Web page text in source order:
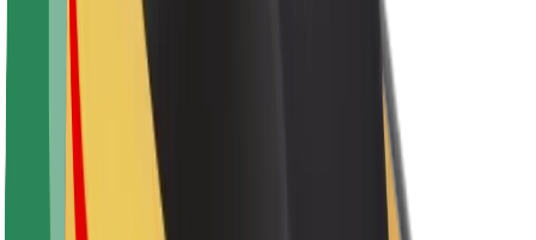
Misija
Investuotojams
Vadovybė
Prekės ženklas
Žiniasklaidai
„Urban Fund“